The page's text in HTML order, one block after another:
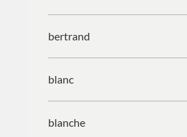
bertrand
blanc
blanche